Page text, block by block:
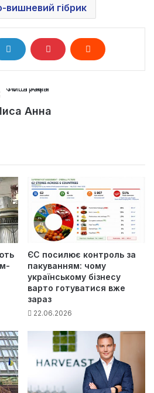
вишневий гібрик
Анна
ЄС посилює контроль за
пакуванням: чому
українському бізнесу
варто готуватися вже
зараз
22.06.2026